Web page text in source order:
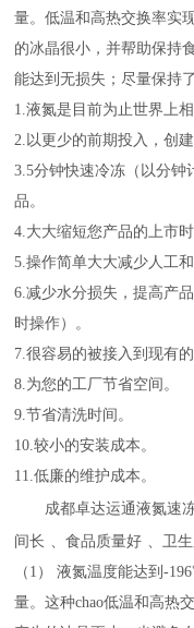
量。低温和高热交换率实
的冰晶很小，并帮助保持
能达到无损失；尽量保持
1.液氮是目前为止世界上
2.以更少的前期投入，创
3.5分钟快速冷冻（以分
品。
4.大大缩短您产品的上市时
5.操作简单大大减少人工
6.减少水分损失，提高产
时操作）。
7.很容易的被接入到现有的
8.为您的工厂节省空间。
9.节省清洗时间。
10.较小的安装成本。
11.低廉的维护成本。
成都卓达运通液氮速
间长
、食品质量好
、卫
（ 1） 液氮温度能达到-
量。这种chao低温和高热